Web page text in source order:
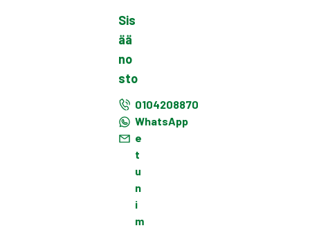
Sis
ää
no
sto
0104208870
WhatsApp
e
t
u
n
i
m